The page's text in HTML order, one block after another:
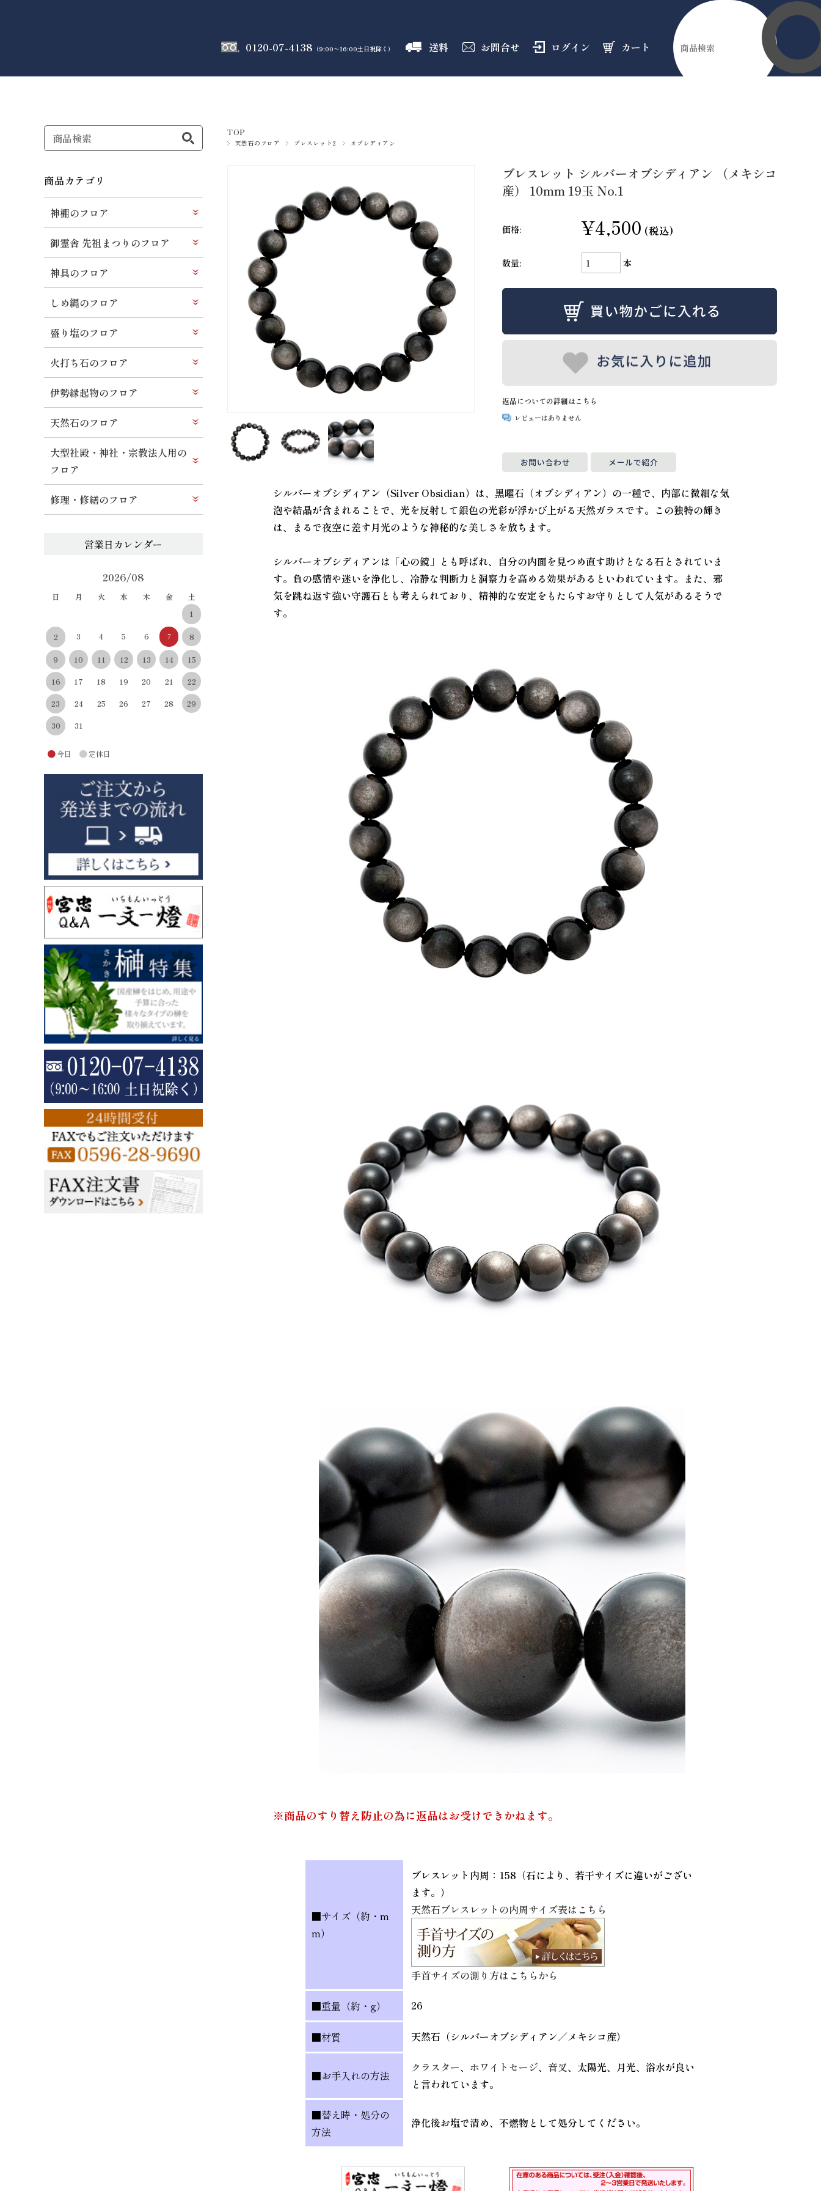
0120-07-4138 （9:00～16:00土日祝除く） 送料 お問合せ ログイン カート
TOP
天然石のフロア ブレスレット2 オブシディアン
ブレスレット シルバーオブシディアン （メキシコ
産） 10mm 19玉 No.1
価格: ¥4,500 (税込)
数量: 本
返品についての詳細はこちら
レビューはありません
シルバーオブシディアン（Silver Obsidian）は、黒曜石（オブシディアン）の一種で、内部に微細な気
泡や結晶が含まれることで、光を反射して銀色の光彩が浮かび上がる天然ガラスです。この独特の輝き
は、まるで夜空に差す月光のような神秘的な美しさを放ちます。
シルバーオブシディアンは「心の鏡」とも呼ばれ、自分の内面を見つめ直す助けとなる石とされていま
す。負の感情や迷いを浄化し、冷静な判断力と洞察力を高める効果があるといわれています。また、邪
気を跳ね返す強い守護石とも考えられており、精神的な安定をもたらすお守りとして人気があるそうで
す。
※商品のすり替え防止の為に返品はお受けできかねます。
■サイズ（約・m
m）
ブレスレット内周：158（石により、若干サイズに違いがござい
ます。）
天然石ブレスレットの内周サイズ表はこちら
手首サイズの測り方はこちらから
■重量（約・g） 26
■材質 天然石（シルバーオブシディアン／メキシコ産）
■お手入れの方法
クラスター、 ホワイトセージ、 音叉、太陽光、月光、浴水が良い
と言われています。
■替え時・処分の
方法
浄化後お塩で清め、不燃物として処分してください。
商品カテゴリ
神棚のフロア
御霊舎 先祖まつりのフロア
神具のフロア
しめ縄のフロア
盛り塩のフロア
火打ち石のフロア
伊勢縁起物のフロア
天然石のフロア
大型社殿・神社・宗教法人用の
フロア
修理・修繕のフロア
2026/08
日 月 火 水 木 金
土
1
2 3 4 5 6 7 8
9 10 11 12 13 14 15
16 17 18 19 20 21 22
23 24 25 26 27 28 29
30 31
●今日 ●定休日